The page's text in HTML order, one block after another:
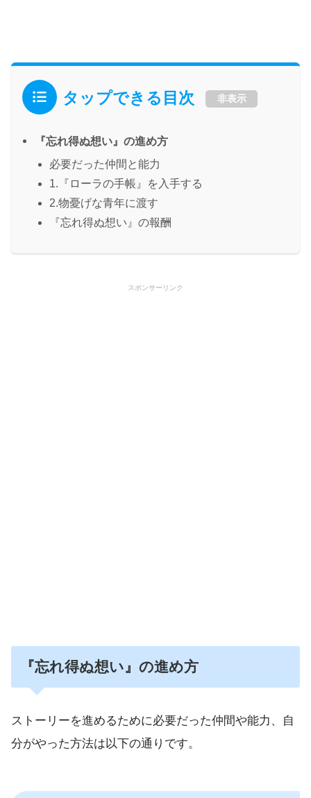
タップできる目次 非表示
『忘れ得ぬ想い』の進め方
必要だった仲間と能力
1.『ローラの手帳』を入手する
2.物憂げな青年に渡す
『忘れ得ぬ想い』の報酬
スポンサーリンク
『忘れ得ぬ想い』の進め方
ストーリーを進めるために必要だった仲間や能力、自
分がやった方法は以下の通りです。